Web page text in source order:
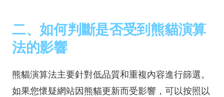
二、如何判斷是否受到熊貓演算
法的影響
熊貓演算法主要針對低品質和重複內容進行篩選。
如果您懷疑網站因熊貓更新而受影響，可以按照以